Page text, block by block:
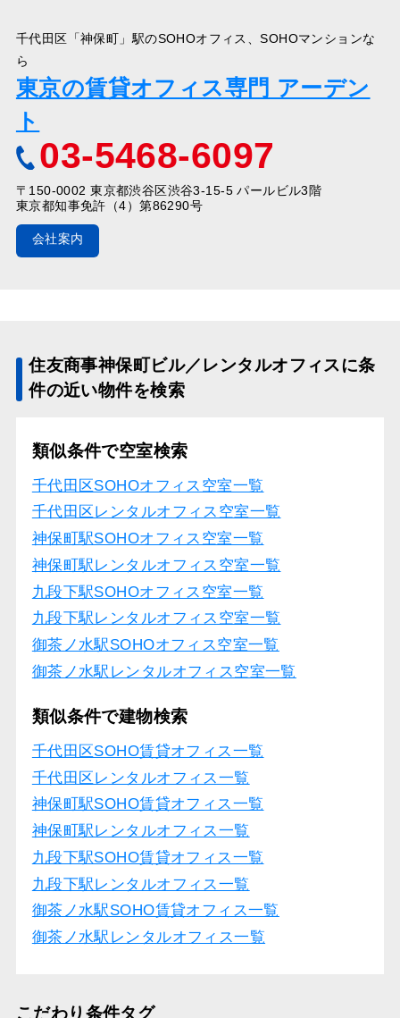
千代田区「神保町」駅のSOHOオフィス、SOHOマンションな
ら
東京の賃貸オフィス専門 アーデン
ト
03-5468-6097
〒150-0002 東京都渋谷区渋谷3-15-5 パールビル3階
東京都知事免許（4）第86290号
会社案内
住友商事神保町ビル／レンタルオフィスに条
件の近い物件を検索
類似条件で空室検索
千代田区SOHOオフィス空室一覧
千代田区レンタルオフィス空室一覧
神保町駅SOHOオフィス空室一覧
神保町駅レンタルオフィス空室一覧
九段下駅SOHOオフィス空室一覧
九段下駅レンタルオフィス空室一覧
御茶ノ水駅SOHOオフィス空室一覧
御茶ノ水駅レンタルオフィス空室一覧
類似条件で建物検索
千代田区SOHO賃貸オフィス一覧
千代田区レンタルオフィス一覧
神保町駅SOHO賃貸オフィス一覧
神保町駅レンタルオフィス一覧
九段下駅SOHO賃貸オフィス一覧
九段下駅レンタルオフィス一覧
御茶ノ水駅SOHO賃貸オフィス一覧
御茶ノ水駅レンタルオフィス一覧
こだわり条件タグ